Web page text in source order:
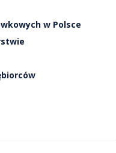
w Polsce